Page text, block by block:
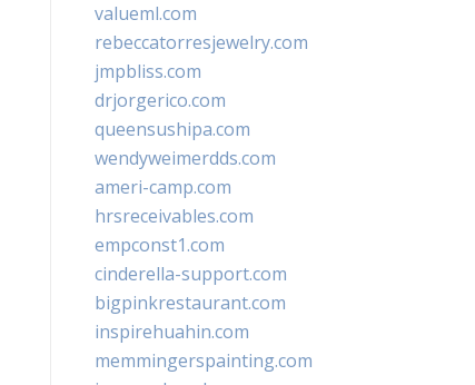
valueml.com
rebeccatorresjewelry.com
jmpbliss.com
drjorgerico.com
queensushipa.com
wendyweimerdds.com
ameri-camp.com
hrsreceivables.com
empconst1.com
cinderella-support.com
bigpinkrestaurant.com
inspirehuahin.com
memmingerspainting.com